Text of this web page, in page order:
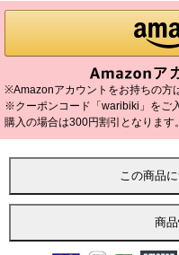
※Amazonアカウントをお持ちの方
※クーポンコード「waribiki」をご
購入の場合は300円割引となります。